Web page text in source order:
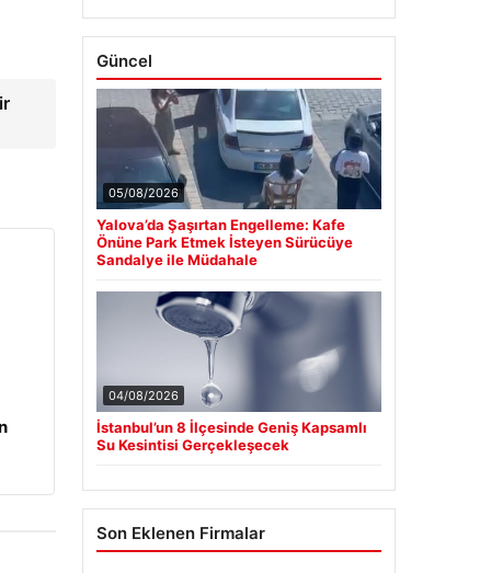
Güncel
05/08/2026
Yalova’da Şaşırtan Engelleme: Kafe
Önüne Park Etmek İsteyen Sürücüye
Sandalye ile Müdahale
04/08/2026
İstanbul’un 8 İlçesinde Geniş Kapsamlı
Su Kesintisi Gerçekleşecek
Son Eklenen Firmalar